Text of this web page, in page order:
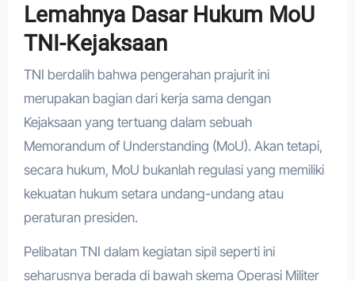
Lemahnya Dasar Hukum MoU
TNI-Kejaksaan
TNI berdalih bahwa pengerahan prajurit ini
merupakan bagian dari kerja sama dengan
Kejaksaan yang tertuang dalam sebuah
Memorandum of Understanding (MoU). Akan tetapi,
secara hukum, MoU bukanlah regulasi yang memiliki
kekuatan hukum setara undang-undang atau
peraturan presiden.
Pelibatan TNI dalam kegiatan sipil seperti ini
seharusnya berada di bawah skema Operasi Militer